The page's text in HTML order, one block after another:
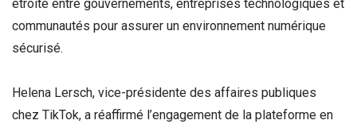
étroite entre gouvernements, entreprises technologiques et
communautés pour assurer un environnement numérique
sécurisé.
Helena Lersch, vice-présidente des affaires publiques
chez TikTok, a réaffirmé l’engagement de la plateforme en